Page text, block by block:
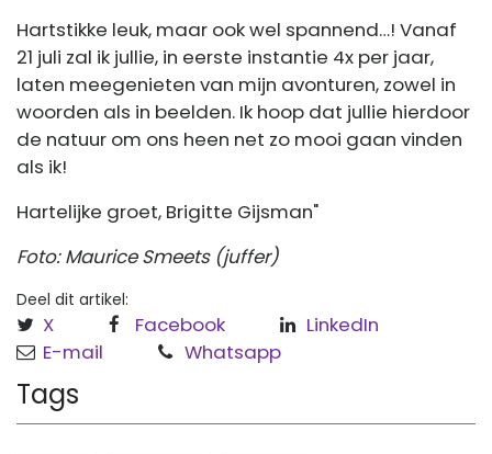
Hartstikke leuk, maar ook wel spannend…! Vanaf
21 juli zal ik jullie, in eerste instantie 4x per jaar,
laten meegenieten van mijn avonturen, zowel in
woorden als in beelden. Ik hoop dat jullie hierdoor
de natuur om ons heen net zo mooi gaan vinden
als ik!
Hartelijke groet, Brigitte Gijsman"
Foto: Maurice Smeets (juffer)
Deel dit artikel:
X Facebook
LinkedIn
E-mail
Whatsapp
Tags